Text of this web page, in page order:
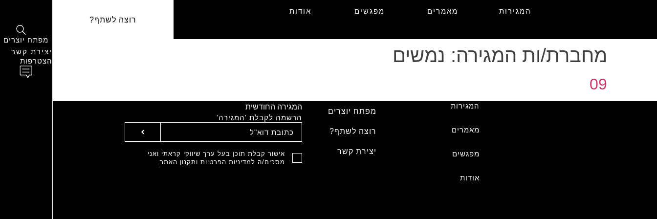
המגירות מאמרים מפגשים
אודות
רוצה לשתף?
מפתח יוצרים
יצירת קשר
הצטרפות
מחברת/ות המגירה: נמשים
09
המגירות
מאמרים
מפגשים
אודות
מפתח יוצרים
רוצה לשתף?
יצירת קשר
המגירה החודשית
הרשמה לקבלת 'המגירה'
אישור קבלת תוכן בעל ערך שיווקי קראתי ואני
מסכים/ה למדיניות הפרטיות ותקנון האתר